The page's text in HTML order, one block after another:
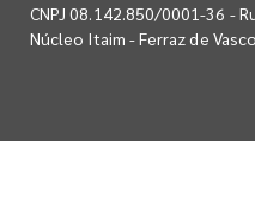
CNPJ 08.142.850/0001-36 -
Núcleo Itaim - Ferraz de